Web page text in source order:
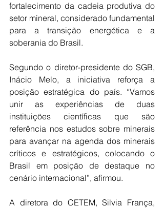
fortalecimento da cadeia produtiva do
setor mineral, considerado fundamental
para a transição energética e a
soberania do Brasil.
Segundo o diretor-presidente do SGB,
Inácio Melo, a iniciativa reforça a
posição estratégica do país. “Vamos
unir as experiências de duas
instituições científicas que são
referência nos estudos sobre minerais
para avançar na agenda dos minerais
críticos e estratégicos, colocando o
Brasil em posição de destaque no
cenário internacional”, afirmou.
A diretora do CETEM, Silvia França,